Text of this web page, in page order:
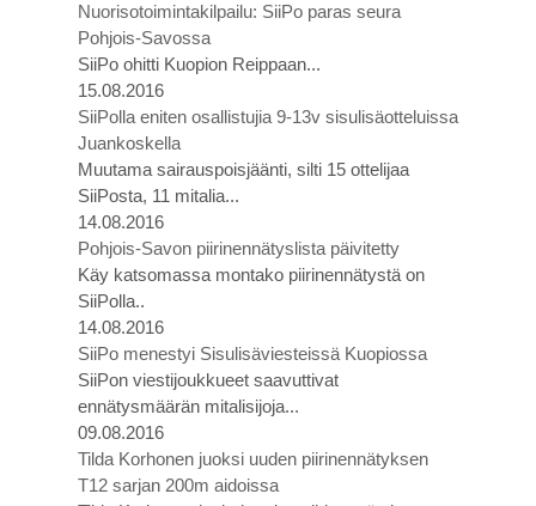
Nuorisotoimintakilpailu: SiiPo paras seura
Pohjois-Savossa
SiiPo ohitti Kuopion Reippaan...
15.08.2016
SiiPolla eniten osallistujia 9-13v sisulisäotteluissa
Juankoskella
Muutama sairauspoisjäänti, silti 15 ottelijaa
SiiPosta, 11 mitalia...
14.08.2016
Pohjois-Savon piirinennätyslista päivitetty
Käy katsomassa montako piirinennätystä on
SiiPolla..
14.08.2016
SiiPo menestyi Sisulisäviesteissä Kuopiossa
SiiPon viestijoukkueet saavuttivat
ennätysmäärän mitalisijoja...
09.08.2016
Tilda Korhonen juoksi uuden piirinennätyksen
T12 sarjan 200m aidoissa